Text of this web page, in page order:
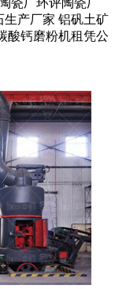
瓷厂环评陶瓷厂
生产厂家 铝矾土矿
酸钙磨粉机租凭公